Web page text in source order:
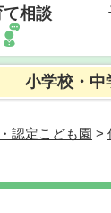
て相談
小学校・中
認定こども園 >